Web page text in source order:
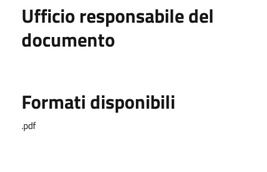
Ufficio responsabile del
documento
Formati disponibili
.pdf